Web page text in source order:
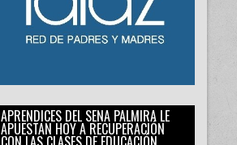
APRENDICES DEL SENA PALMIRA LE
APUESTAN HOY A RECUPERACIÓN